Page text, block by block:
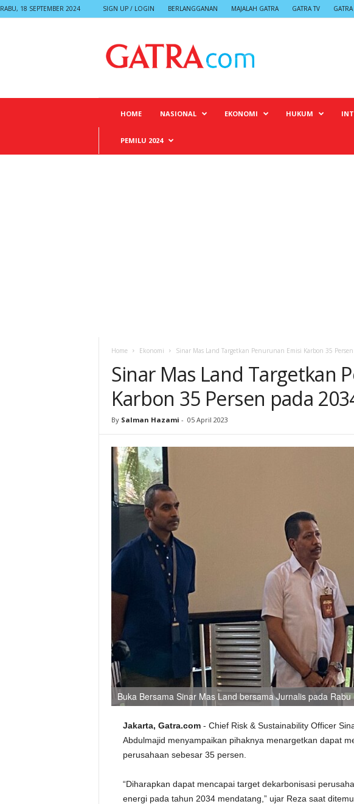
RABU, 18 SEPTEMBER 2024 SIGN UP / LOGIN BERLANGGANAN MAJALAH GATRA GATRA TV
HOME NASIONAL EKONOMI HUKUM
PEMILU 2024
Home Ekonomi Sinar Mas Land Targetkan Penurunan Emisi Karbon 35
Sinar Mas Land Targetkan
Karbon 35 Persen pada
By Salman Hazami - 05 April 2023
Buka Bersama Sinar Mas Land bersama Jurnalis pada
Jakarta, Gatra.com - Chief Risk & Sustainability Officer
Abdulmajid menyampaikan pihaknya menargetkan dapat
perusahaan sebesar 35 persen.
“Diharapkan dapat mencapai target dekarbonisasi
energi pada tahun 2034 mendatang,” ujar Reza saat